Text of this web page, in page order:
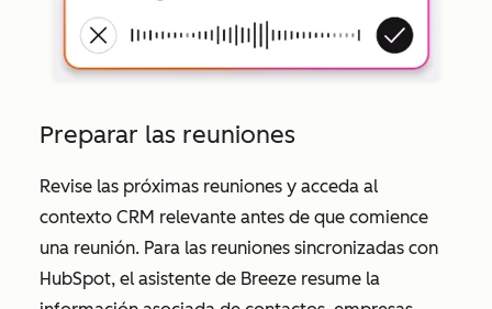
Preparar las reuniones
Revise las próximas reuniones y acceda al
contexto CRM relevante antes de que comience
una reunión. Para las reuniones sincronizadas con
HubSpot, el asistente de Breeze resume la